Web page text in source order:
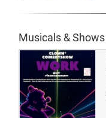
Musicals & Shows